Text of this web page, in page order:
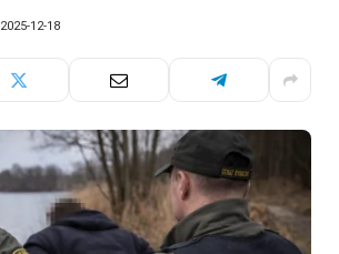
2025-12-18